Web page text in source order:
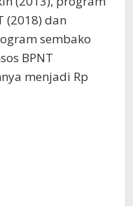
(2018) dan
sembako
BPNT
menjadi Rp